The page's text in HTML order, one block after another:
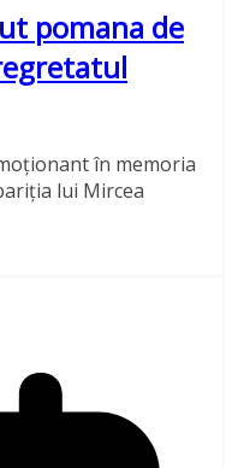
pomana de
în memoria
lui Mircea